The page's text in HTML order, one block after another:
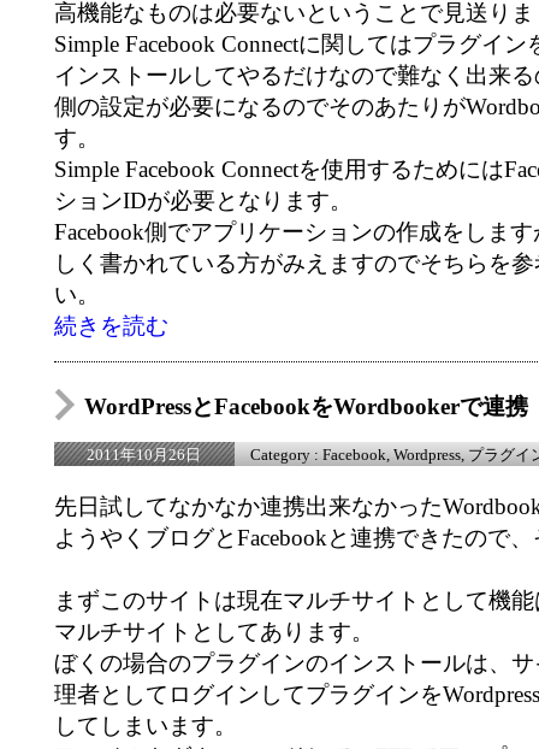
高機能なものは必要ないということで見送り
Simple Facebook Connectに関してはプラグイ
インストールしてやるだけなので難なく出来る
側の設定が必要になるのでそのあたりが
す。
Simple Facebook Connectを使用するためには
ションIDが必要となります。
Facebook側でアプリケーションの作成をしま
しく書かれている方がみえますのでそちらを
い。
続きを読む
WordPressとFacebookをWordbookerで連携
2011年10月26日 Category : Facebook Wordpress, プラグイ
先日試してなかなか連携出来なかった
ようやくブログとFacebookと連携できたので
まずこのサイトは現在マルチサイトとして機
マルチサイトとしてあります。
ぼくの場合のプラグインのインストールは、
理者としてログインしてプラグインを
してしまいます。